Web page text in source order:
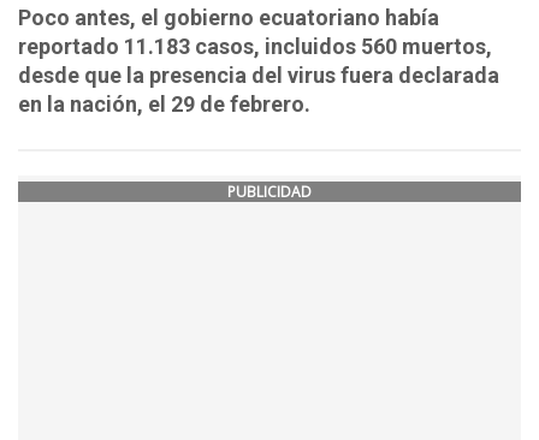
Poco antes, el gobierno ecuatoriano había
reportado 11.183 casos, incluidos 560 muertos,
desde que la presencia del virus fuera declarada
en la nación, el 29 de febrero.
PUBLICIDAD